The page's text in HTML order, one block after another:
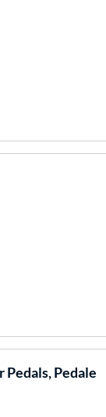
Pedals, Pedale